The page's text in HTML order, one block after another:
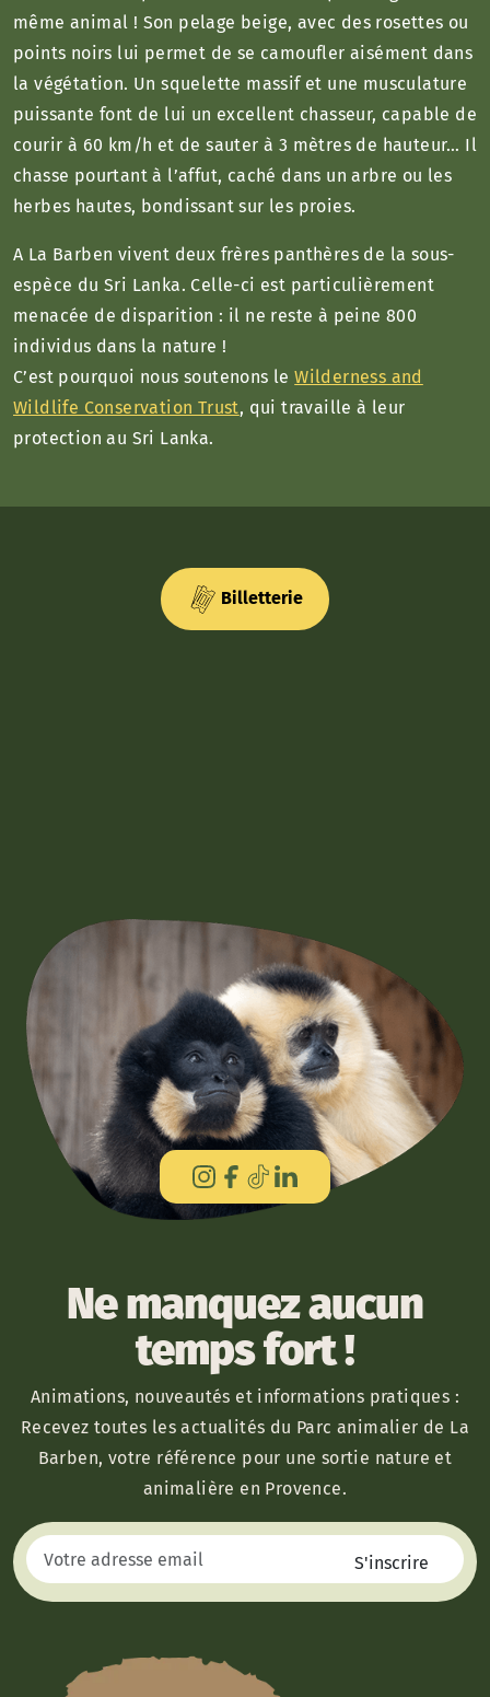
même animal ! Son pelage beige, avec des rosettes ou
points noirs lui permet de se camoufler aisément dans
la végétation. Un squelette massif et une musculature
puissante font de lui un excellent chasseur, capable de
courir à 60 km/h et de sauter à 3 mètres de hauteur… Il
chasse pourtant à l’affut, caché dans un arbre ou les
herbes hautes, bondissant sur les proies.
A La Barben vivent deux frères panthères de la sous-
espèce du Sri Lanka. Celle-ci est particulièrement
menacée de disparition : il ne reste à peine 800
individus dans la nature !
C’est pourquoi nous soutenons leWilderness and
Wildlife Conservation Trust, qui travaille à leur
protection au Sri Lanka.
Billetterie
Ne manquez aucun
temps fort !
Animations, nouveautés et informations pratiques :
Recevez toutes les actualités du Parc animalier de La
Barben, votre référence pour une sortie nature et
animalière en Provence.